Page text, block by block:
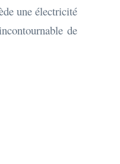
une électricité
de